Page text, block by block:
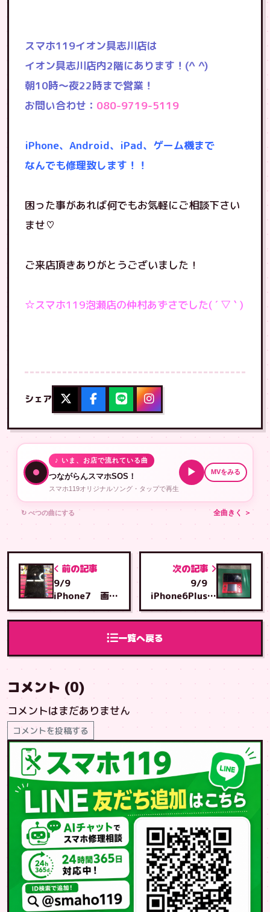
スマホ119イオン具志川店は
イオン具志川店内2階にあります！(^ ^)
朝10時〜夜22時まで営業！
お問い合わせ： 080-9719-5119
iPhone、Android、iPad、ゲーム機まで
なんでも修理致します！！
困った事があれば何でもお気軽にご相談下さい
ませ♡
ご来店頂きありがとうございました！
☆スマホ119泡瀬店の仲村あずさでした( ´ ▽ ` )
シェア
♪ いま、お店で流れている曲
つながらんスマホSOS！
スマホ119オリジナルソング・タップで再生
▶ MVをみる
↻ べつの曲にする 全曲きく ＞
前の記事
9/9
iPhone7 画面
交換 宜野座村
からイオン名護
一覧へ戻る
次の記事
9/9
iPhone6Plus
画面交換 泡瀬
店へご来店
コメント (0)
コメントはまだありません
コメントを投稿する